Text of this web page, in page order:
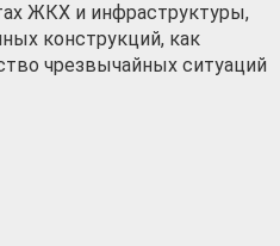
ЖКХ и инфраструктуры,
конструкций, как
чрезвычайных ситуаций